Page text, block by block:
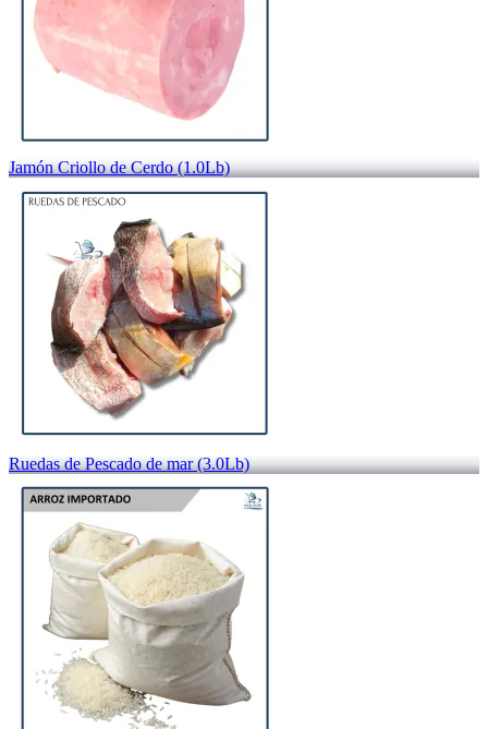
Jamón Criollo de Cerdo (1.0Lb)
Ruedas de Pescado de mar (3.0Lb)